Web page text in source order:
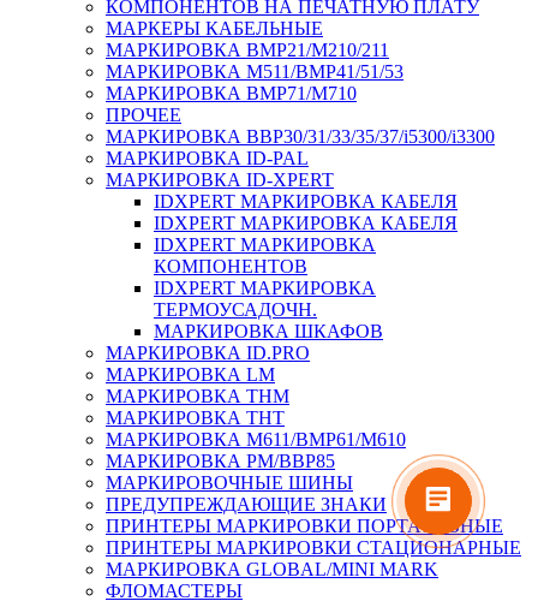
КОМПОНЕНТОВ НА ПЕЧАТНУЮ ПЛАТУ
МАРКЕРЫ КАБЕЛЬНЫЕ
МАРКИРОВКА BMP21/M210/211
МАРКИРОВКА M511/BMP41/51/53
МАРКИРОВКА BMP71/M710
ПРОЧЕЕ
МАРКИРОВКА BBP30/31/33/35/37/i5300/i3300
МАРКИРОВКА ID-PAL
МАРКИРОВКА ID-XPERT
IDXPERT МАРКИРОВКА КАБЕЛЯ
IDXPERT МАРКИРОВКА КАБЕЛЯ
IDXPERT МАРКИРОВКА
КОМПОНЕНТОВ
IDXPERT МАРКИРОВКА
ТЕРМОУСАДОЧН.
МАРКИРОВКА ШКАФОВ
МАРКИРОВКА ID.PRO
МАРКИРОВКА LM
МАРКИРОВКА THM
МАРКИРОВКА THT
МАРКИРОВКА M611/BMP61/M610
МАРКИРОВКА PM/BBP85
МАРКИРОВОЧНЫЕ ШИНЫ
ПРЕДУПРЕЖДАЮЩИЕ ЗНАКИ
ПРИНТЕРЫ МАРКИРОВКИ ПОРТАТИВНЫЕ
ПРИНТЕРЫ МАРКИРОВКИ СТАЦИОНАРНЫЕ
МАРКИРОВКА GLOBAL/MINI MARK
ФЛОМАСТЕРЫ